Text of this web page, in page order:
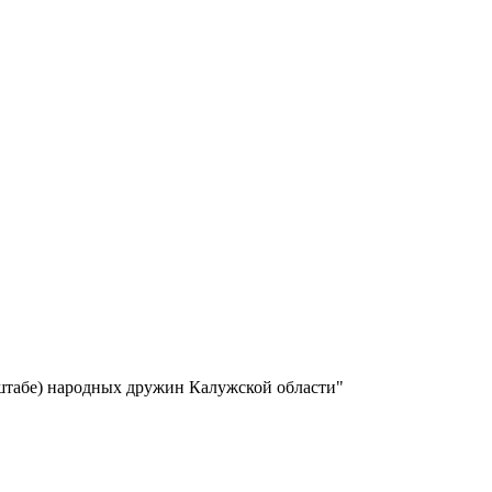
народных дружин Калужской области"